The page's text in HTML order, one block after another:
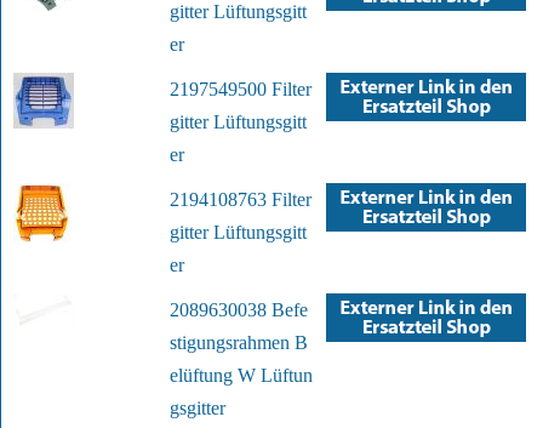
gitter Lüftungsgitt
er
2197549500 Filter
gitter Lüftungsgitt
er
2194108763 Filter
gitter Lüftungsgitt
er
2089630038 Befe
stigungsrahmen B
elüftung W Lüftun
gsgitter